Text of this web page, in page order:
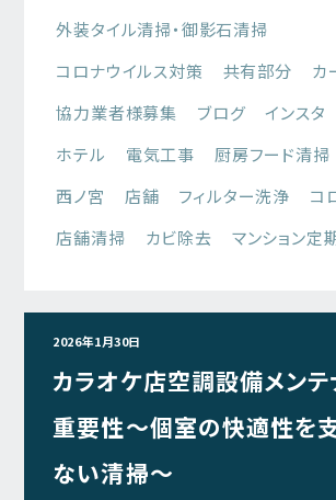
外装タイル清掃・御影石清掃
コロナウイルス対策
共有部分
カ
協力業者様募集
ブログ インスタ
ホテル
電気工事 厨房フード清掃
西ノ宮
店舗 フィルター洗浄
コ
店舗清掃
カビ除去 マンション定
2026年1月30日
カラオケ店空調設備メンテ
重要性～個室の快適性を
ない清掃～